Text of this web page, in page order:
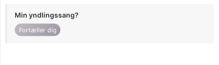
Min yndlingssang?
Fortæller dig